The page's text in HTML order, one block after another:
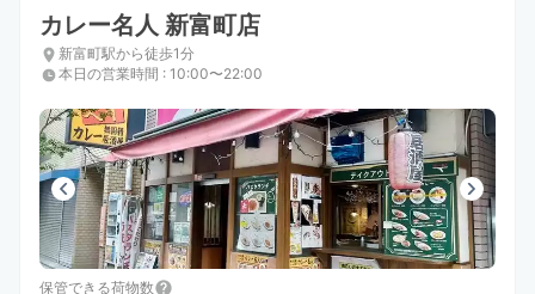
カレー名人 新富町店
新富町駅から徒歩1分
本日の営業時間 : 10:00〜22:00
保管できる荷物数